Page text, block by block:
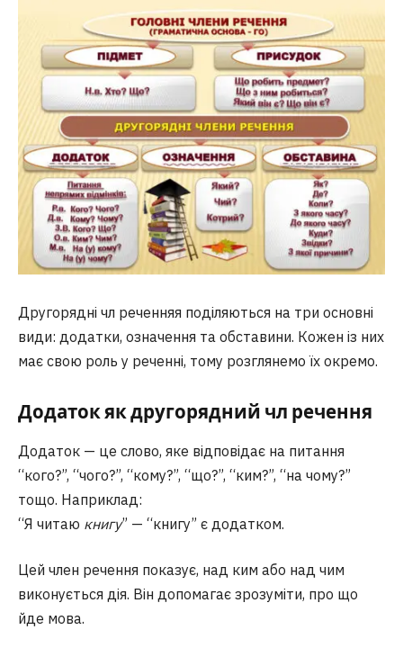
Другорядні чл реченняя поділяються на три основні
види: додатки, означення та обставини. Кожен із них
має свою роль у реченні, тому розглянемо їх окремо.
Додаток як другорядний чл речення
Додаток — це слово, яке відповідає на питання
“кого?”, “чого?”, “кому?”, “що?”, “ким?”, “на чому?”
тощо. Наприклад:
“Я читаю книгу” — “книгу” є додатком.
Цей член речення показує, над ким або над чим
виконується дія. Він допомагає зрозуміти, про що
йде мова.